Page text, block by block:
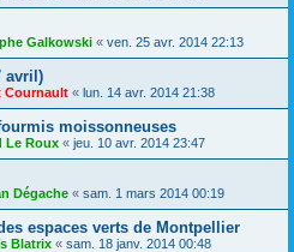
Galkowski « ven. 25 avr. 2014 22:13
avril)
Cournault « lun. 14 avr. 2014 21:38
moissonneuses
Le Roux « jeu. 10 avr. 2014 23:47
Dégache « sam. 1 mars 2014 00:19
espaces verts de Montpellier
Blatrix « sam. 18 janv. 2014 00:48